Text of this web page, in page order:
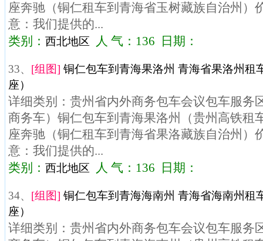
座奔驰（铜仁租车到青海省玉树藏族自治州）
意：我们提供的...
类别： 西北地区 人 气：136 日期：
33、 [组图] 铜仁包车到青海果洛州 青海省果洛州租
座）
详细类别：贵州省内外商务包车会议包车服务
商务车）铜仁包车到青海果洛州（贵州高铁租
座奔驰（铜仁租车到青海省果洛藏族自治州）
意：我们提供的...
类别： 西北地区 人 气：136 日期：
34、 [组图] 铜仁包车到青海海南州 青海省海南州租
座）
详细类别：贵州省内外商务包车会议包车服务